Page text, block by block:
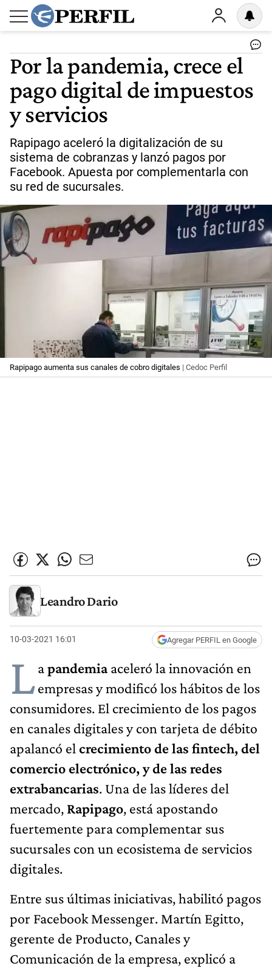
Por la pandemia, crece el
pago digital de impuestos
y servicios
Rapipago aceleró la digitalización de su
sistema de cobranzas y lanzó pagos por
Facebook. Apuesta por complementarla con
su red de sucursales.
Rapipago aumenta sus canales de cobro digitales | Cedoc Perfil
Leandro Dario
10-03-2021 16:01 Agregar PERFIL en Google
Lapandemiaaceleró la innovación en
empresas y modificó los hábitos de los
consumidores. El crecimiento de los pagos
en canales digitales y con tarjeta de débito
apalancó el crecimiento de las fintech, del
comercio electrónico, y de las redes
extrabancarias. Una de las líderes del
mercado, Rapipago, está apostando
fuertemente para complementar sus
sucursales con un ecosistema de servicios
digitales.
Entre sus últimas iniciativas, habilitó pagos
por Facebook Messenger. Martín Egitto,
gerente de Producto, Canales y
Comunicación de la empresa, explicó a